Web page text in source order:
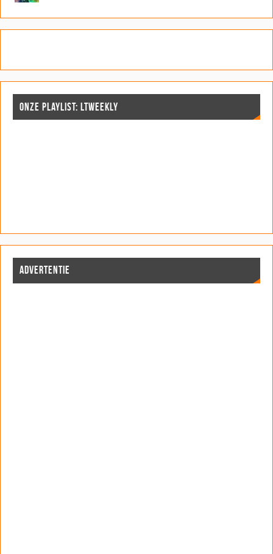
ONZE PLAYLIST: LTWEEKLY
ADVERTENTIE